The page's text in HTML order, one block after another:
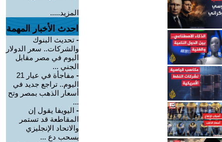
المزيد.....
احدث الأخبار المهمة
- تحديث البنوك
والشركات.. سعر الدولار
اليوم في مصر مقابل
الجني ...
-
مفاجأة في عيار 21
اليوم.. تراجع جديد في
أسعار الذهب بمصر وتح
...
- اليويفا يقول إن
المقاطعة قد تستمر
والاتحاد الإنجليزي
يسحب دع ...